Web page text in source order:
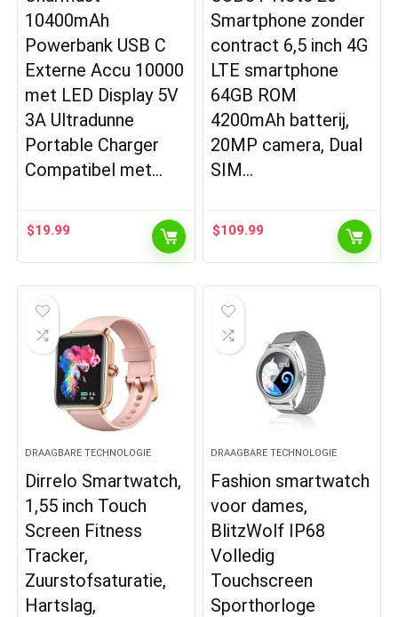
10400mAh
Powerbank USB C
Externe Accu 10000
met LED Display 5V
3A Ultradunne
Portable Charger
Compatibel met…
$19.99
Smartphone zonder
contract 6,5 inch 4G
LTE smartphone
64GB ROM
4200mAh batterij,
20MP camera, Dual
SIM…
$109.99
DRAAGBARE TECHNOLOGIE
Dirrelo Smartwatch,
1,55 inch Touch
Screen Fitness
Tracker,
Zuurstofsaturatie,
Hartslag,
DRAAGBARE TECHNOLOGIE
Fashion smartwatch
voor dames,
BlitzWolf IP68
Volledig
Touchscreen
Sporthorloge